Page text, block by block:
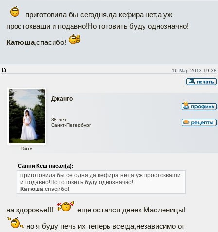
приготовила бы сегодня,да кефира нет,а уж
простокваши и подавно!Но готовить буду однозначно!
Катюша,спасибо!
16 Мар 2013 19:38
Джанго
Катя
38 лет
Санкт-Петербург
Санни Кеш писал(а):
приготовила бы сегодня,да кефира нет,а уж простокваши
и подавно!Но готовить буду однозначно!
Катюша,спасибо!
на здоровье!!!!
еще остался денек Масленицы!
но я буду печь их теперь всегда,независимо от